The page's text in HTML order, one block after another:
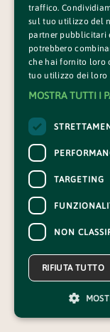
Per informazioni e
Per informazioni
traffico.
sul tuo utilizzo del
partner pubblicitari
potrebbero
che hai fornito loro
tuo utilizzo dei loro
MOSTRA TUTTI I
TARGETING
NON
RIFIUTA TUTTO